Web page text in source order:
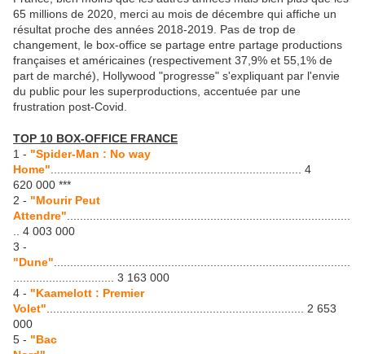
65 millions de 2020, merci au mois de décembre qui affiche un
résultat proche des années 2018-2019. Pas de trop de
changement, le box-office se partage entre partage productions
françaises et américaines (respectivement 37,9% et 55,1% de
part de marché), Hollywood "progresse" s'expliquant par l'envie
du public pour les superproductions, accentuée par une
frustration post-Covid.
TOP 10 BOX-OFFICE FRANCE
1 - "Spider-Man : No way
Home" ............................................................................. 4
620 000 ***
2 - "Mourir Peut
Attendre"
.. 4 003 000
3 -
"Dune"
............................... 3 163 000
4 - "Kaamelott : Premier
Volet" ............................................................................... 2 653
000
5 - "Bac